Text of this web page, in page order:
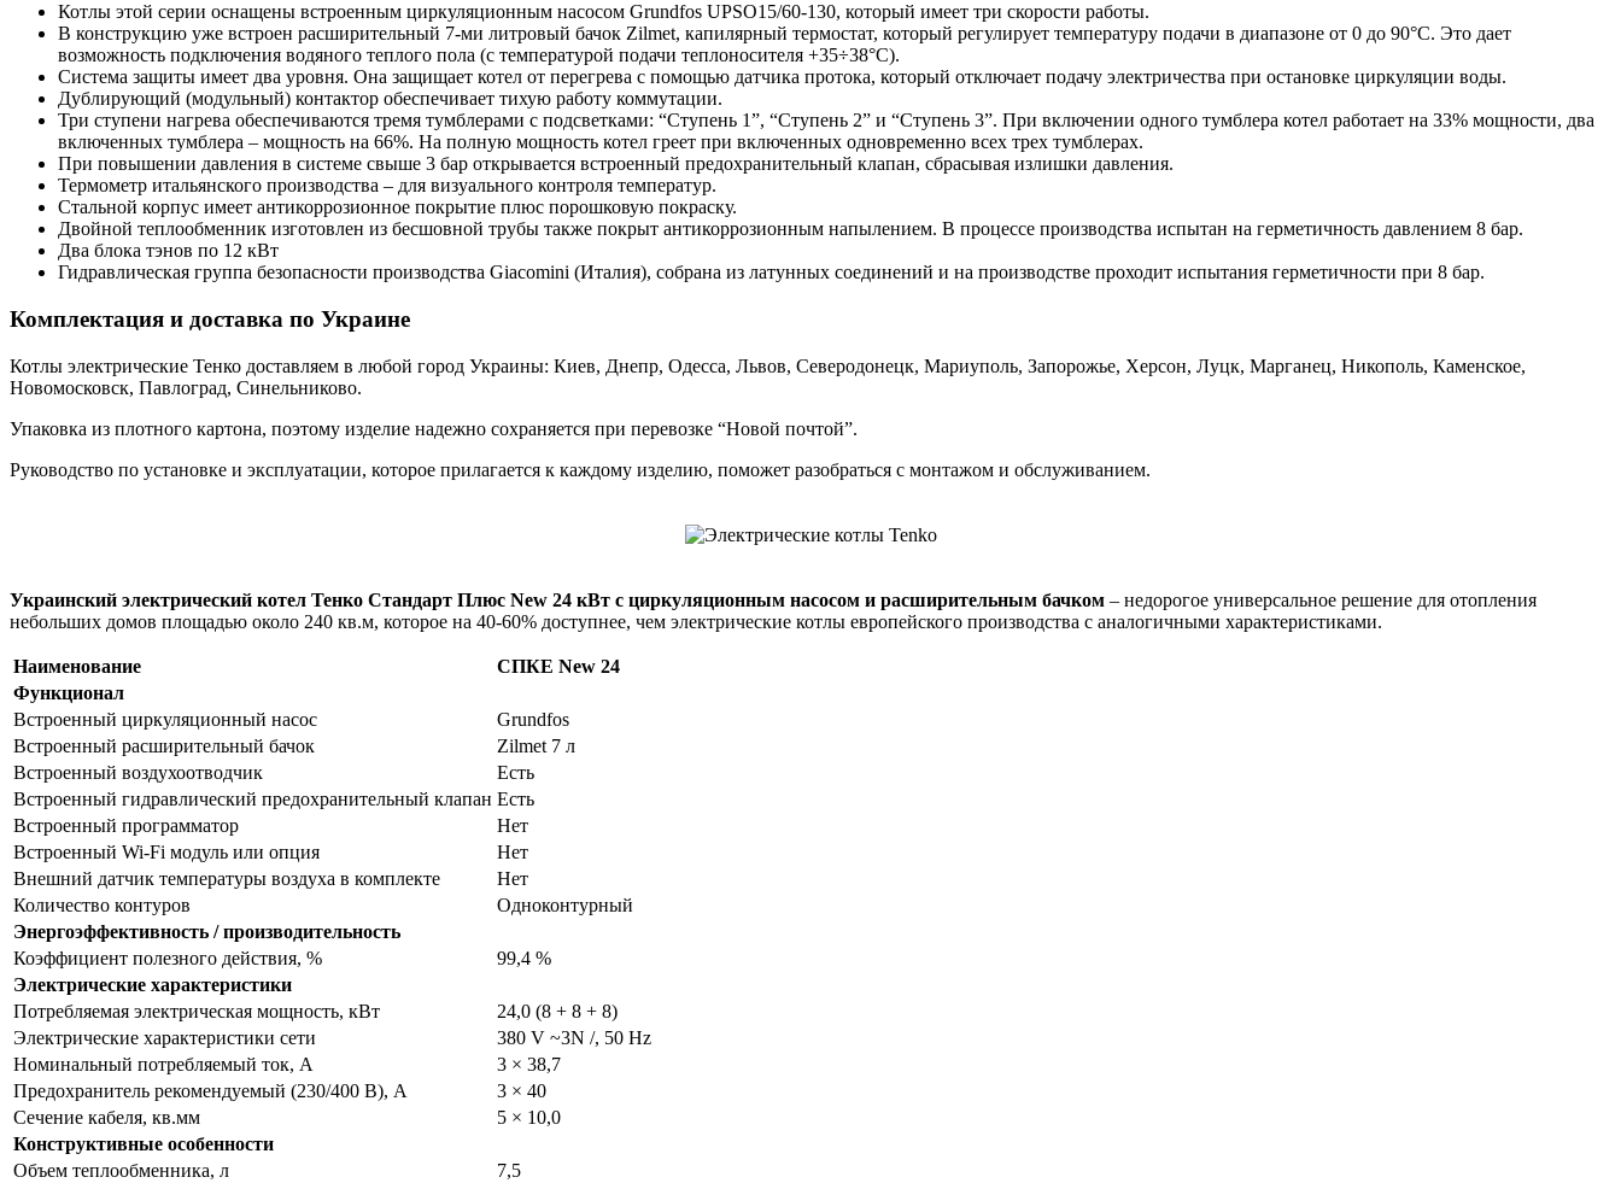
Котлы этой серии оснащены встроенным циркуляционным насосом Grundfos UPSO15/60-130, который имеет три скорости работы.
В конструкцию уже встроен расширительный 7-ми литровый бачок Zilmet, капилярный термостат, который регулирует температуру подачи в диапазоне от 0 до 90°С. Это дает
возможность подключения водяного теплого пола (с температурой подачи теплоносителя +35÷38°C).
Система защиты имеет два уровня. Она защищает котел от перегрева с помощью датчика протока, который отключает подачу электричества при остановке циркуляции воды.
Дублирующий (модульный) контактор обеспечивает тихую работу коммутации.
Три ступени нагрева обеспечиваются тремя тумблерами с подсветками: “Ступень 1”, “Ступень 2” и “Ступень 3”. При включении одного тумблера котел работает на 33% мощности, два
включенных тумблера – мощность на 66%. На полную мощность котел греет при включенных одновременно всех трех тумблерах.
При повышении давления в системе свыше 3 бар открывается встроенный предохранительный клапан, сбрасывая излишки давления.
Термометр итальянского производства – для визуального контроля температур.
Стальной корпус имеет антикоррозионное покрытие плюс порошковую покраску.
Двойной теплообменник изготовлен из бесшовной трубы также покрыт антикоррозионным напылением. В процессе производства испытан на герметичность давлением 8 бар.
Два блока тэнов по 12 кВт
Гидравлическая группа безопасности производства Giacomini (Италия), собрана из латунных соединений и на производстве проходит испытания герметичности при 8 бар.
Комплектация и доставка по Украине
Котлы электрические Тенко доставляем в любой город Украины: Киев, Днепр, Одесса, Львов, Северодонецк, Мариуполь, Запорожье, Херсон, Луцк, Марганец, Никополь, Каменское,
Новомосковск, Павлоград, Синельниково.
Упаковка из плотного картона, поэтому изделие надежно сохраняется при перевозке “Новой почтой”.
Руководство по установке и эксплуатации, которое прилагается к каждому изделию, поможет разобраться с монтажом и обслуживанием.
Украинский электрический котел Тенко Стандарт Плюс New 24 кВт с циркуляционным насосом и расширительным бачком – недорогое универсальное решение для отопления
небольших домов площадью около 240 кв.м, которое на 40-60% доступнее, чем электрические котлы европейского производства с аналогичными характеристиками.
Наименование
СПКЕ New 24
Функционал
Встроенный циркуляционный насос
Grundfos
Встроенный расширительный бачок
Zilmet 7 л
Встроенный воздухоотводчик
Есть
Встроенный гидравлический предохранительный клапан Есть
Встроенный программатор
Нет
Встроенный Wi-Fi модуль или опция
Нет
Внешний датчик температуры воздуха в комплекте
Нет
Количество контуров
Одноконтурный
Энергоэффективность / производительность
Коэффициент полезного действия, %
99,4 %
Электрические характеристики
Потребляемая электрическая мощность, кВт
24,0 (8 + 8 + 8)
Электрические характеристики сети
380 V ~3N /, 50 Hz
Номинальный потребляемый ток, А
3 × 38,7
Предохранитель рекомендуемый (230/400 В), А
3 × 40
Сечение кабеля, кв.мм
5 × 10,0
Конструктивные особенности
Объем теплообменника, л
7,5